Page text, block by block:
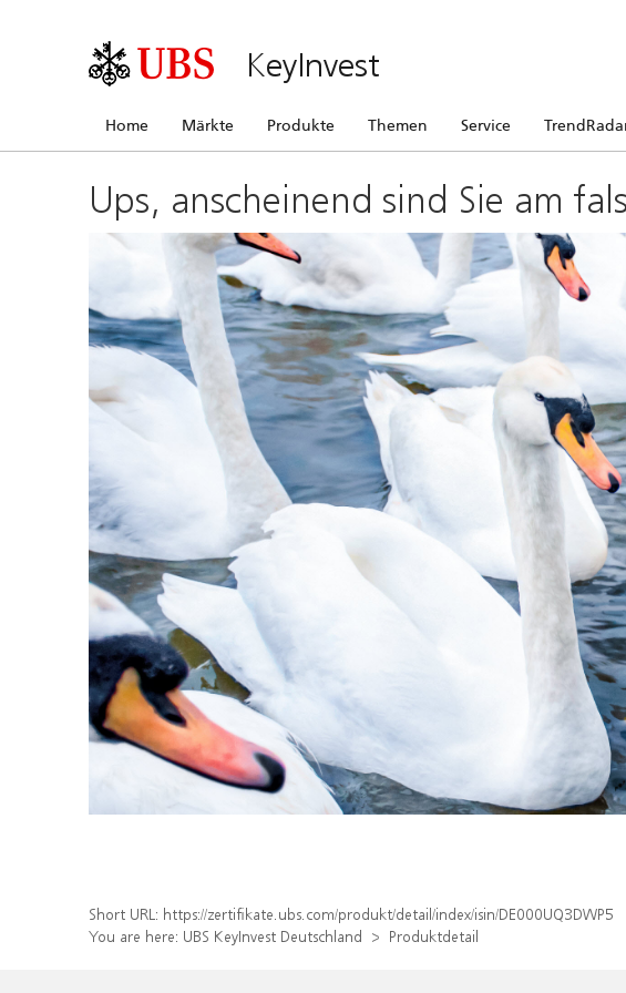
KeyInvest
Home Märkte Produkte Themen Service
Ups, anscheinend sind Sie am
Short URL: https://zertifikate.ubs.com/produkt/detail/index/isin/DE000UQ3DWP5
You are here: UBS KeyInvest Deutschland Produktdetail